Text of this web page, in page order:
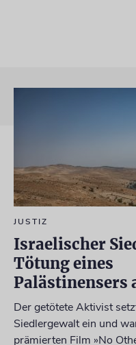
JUSTIZ
Israelischer
Tötung eines
Palästinensers
Der getötete Aktivist
Siedlergewalt ein und
prämierten Film »No